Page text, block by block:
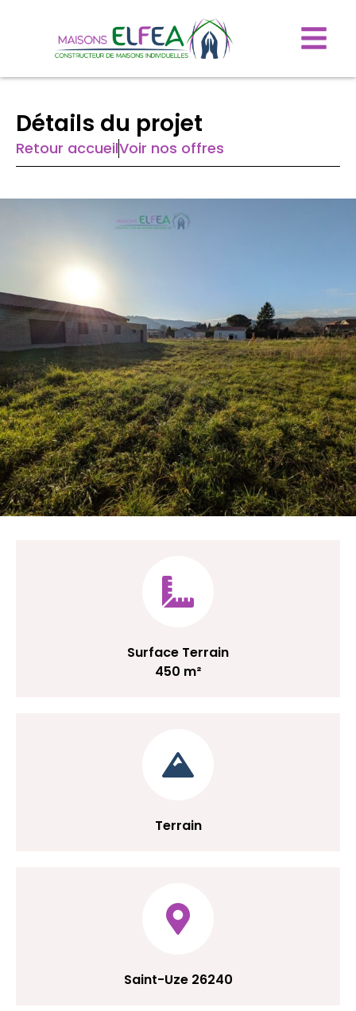
Détails du projet
Retour accueilVoir nos offres
Surface Terrain
450 m²
Terrain
Saint-Uze 26240